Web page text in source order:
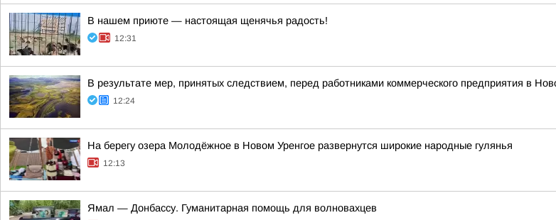
В нашем приюте — настоящая щенячья радость!
12:31
В результате мер, принятых следствием, перед работниками коммерческого предприятия в
12:24
На берегу озера Молодёжное в Новом Уренгое развернутся широкие народные гулянья
12:13
Ямал — Донбассу. Гуманитарная помощь для волновахцев